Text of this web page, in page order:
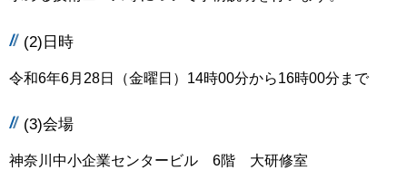
(2)日時
令和6年6月28日（金曜日）14時00分から16時00分まで
(3)会場
神奈川中小企業センタービル 6階 大研修室